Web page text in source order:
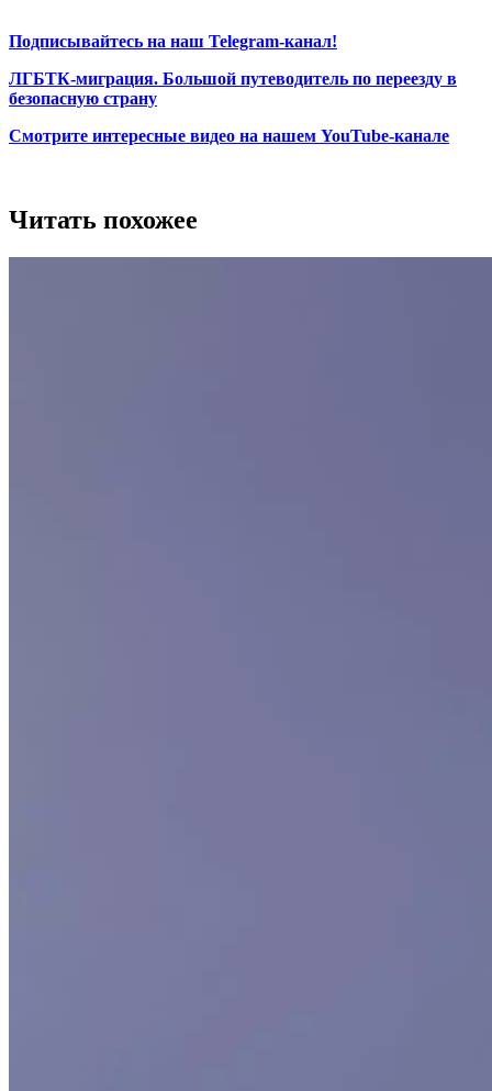
Подписывайтесь на наш Telegram-канал!
ЛГБТК-миграция. Большой путеводитель по переезду в
безопасную страну
Смотрите интересные видео на нашем YouTube-канале
Читать похожее